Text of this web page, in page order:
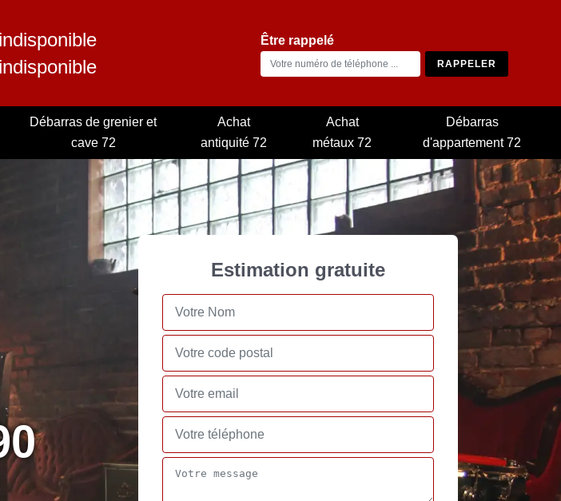
indisponible
indisponible
Être rappelé
Débarras de grenier et
cave 72
Achat
antiquité 72
Achat
métaux 72
Débarras
d'appartement 72
Estimation gratuite